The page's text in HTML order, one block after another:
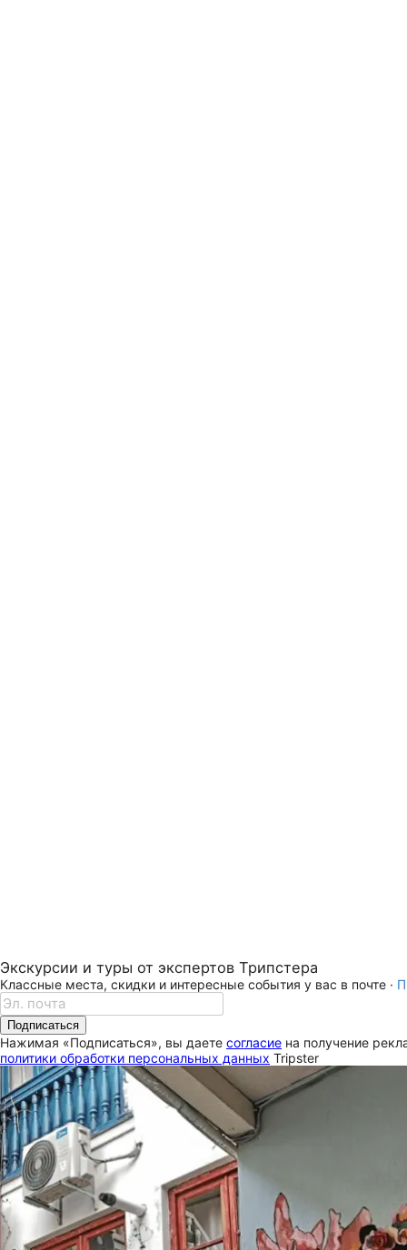
Экскурсии и туры от экспертов Трипстера
Классные места, скидки и интересные события у вас в почте ·
Подписаться
Нажимая «Подписаться», вы даете согласие на получение
политики обработки персональных данных Tripster